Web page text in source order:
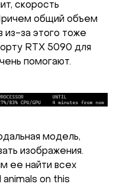
скорость
общий объем
из-за этого тоже
RTX 5090 для
помогают.
модель,
изображения.
ее найти всех
animals on this